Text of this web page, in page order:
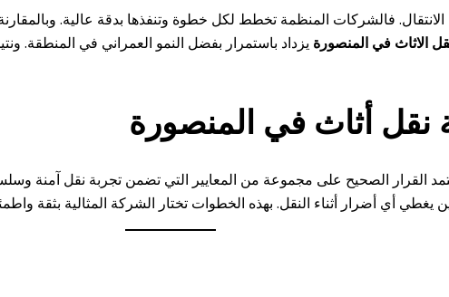
الانتقال. فالشركات المنظمة تخطط لكل خطوة وتنفذها بدقة عالية.
الاثاث في المنصورة يزداد باستمرار بفضل النمو العمراني في المنطقة.
أثاث في المنصورة
القرار الصحيح على مجموعة من المعايير التي تضمن تجربة نقل آمنة
أي أضرار أثناء النقل. بهذه الخطوات تختار الشركة المثالية بثقة